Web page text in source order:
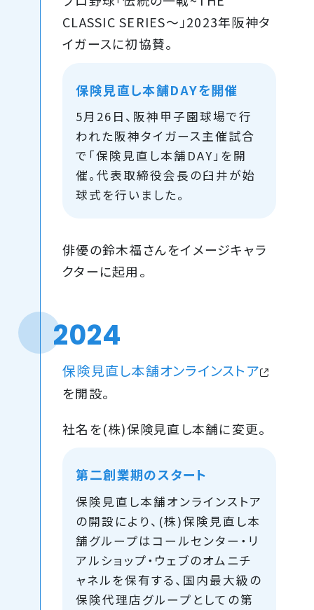
CLASSIC SERIES～」2023年阪神タ
イガースに初協賛。
保険見直し本舗DAYを開催
5月26日、阪神甲子園球場で行
われた阪神タイガース主催試合
で「保険見直し本舗DAY」を開
催。代表取締役会長の臼井が始
球式を行いました。
俳優の鈴木福さんをイメージキャラ
クターに起用。
2024
保険見直し本舗オンラインストア
を開設。
社名を(株)保険見直し本舗に変更。
第二創業期のスタート
保険見直し本舗オンラインストア
の開設により、(株)保険見直し本
舗グループはコールセンター・リ
アルショップ・ウェブのオムニチ
ャネルを保有する、国内最大級の
保険代理店グループとしての第